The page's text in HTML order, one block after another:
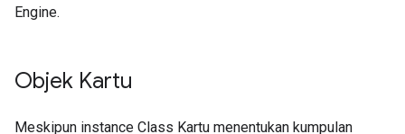
Engine.
Objek Kartu
Meskipun instance Class Kartu menentukan kumpulan